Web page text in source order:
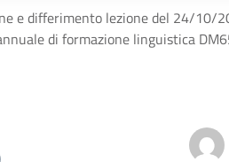
e differimento lezione del 24/10/
di formazione linguistica